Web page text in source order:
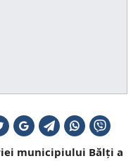
municipiului Bălți a